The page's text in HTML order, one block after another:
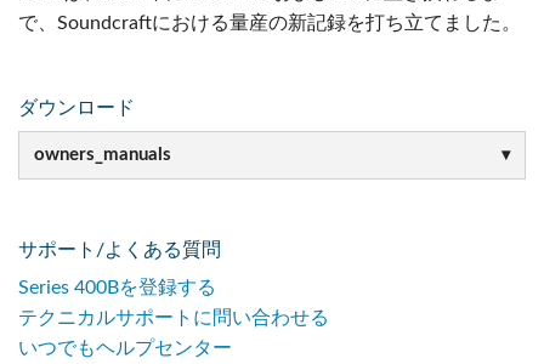
で、Soundcraftにおける量産の新記録を打ち立てました。
ダウンロード
owners_manuals
サポート/よくある質問
Series 400Bを登録する
テクニカルサポートに問い合わせる
いつでもヘルプセンター